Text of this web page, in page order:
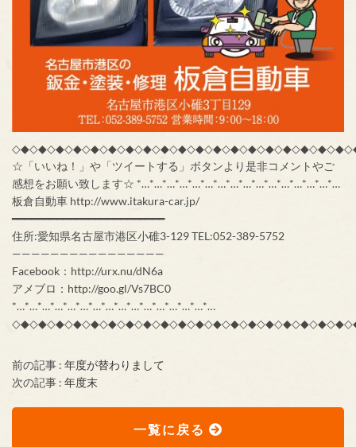
☆「いいね！」や「ツイートする」ボタンより是非コメントやご
感想をお願い致します☆ *…*…*…*…*…*…*…*…*…*…*…*…*…*…*…*…
板倉自動車 http://www.itakura-car.jp/
━━━━━━━━━━━━━━━━━━━━━━━━
住所:愛知県名古屋市港区小碓3-129 TEL:052-389-5752
————————————————
Facebook：http://urx.nu/dN6a
アメブロ：http://goo.gl/Vs7BC0
*…*…*…*…*…*…*…*…*…*…*…*…*…*…*…*…
前の記事 : 年度が替わりまして
次の記事 : 年度末
一覧に戻る